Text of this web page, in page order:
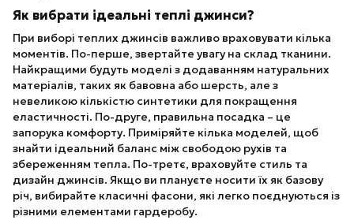
Як вибрати ідеальні теплі джинси?
При виборі теплих джинсів важливо враховувати кілька
моментів. По-перше, звертайте увагу на склад тканини.
Найкращими будуть моделі з додаванням натуральних
матеріалів, таких як бавовна або шерсть, але з
невеликою кількістю синтетики для покращення
еластичності. По-друге, правильна посадка – це
запорука комфорту. Приміряйте кілька моделей, щоб
знайти ідеальний баланс між свободою рухів та
збереженням тепла. По-третє, враховуйте стиль та
дизайн джинсів. Якщо ви плануєте носити їх як базову
річ, вибирайте класичні фасони, які легко поєднуються із
різними елементами гардеробу.